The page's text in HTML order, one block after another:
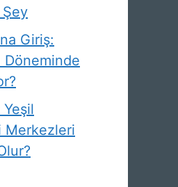
Şey
Giriş:
Merkezleri